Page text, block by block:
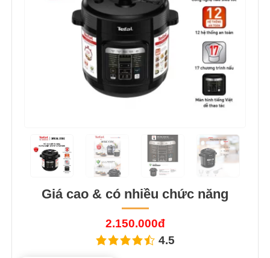
Next
Giá cao & có nhiều chức năng
2.150.000đ
4.5